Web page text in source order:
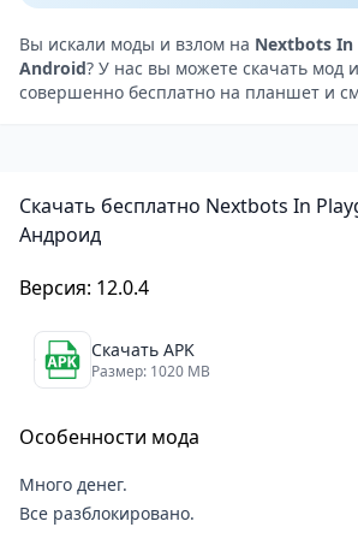
выступают «Некстботы» —
искаженные изображения
мемов (самый известный из
которые обладают примитивным,
издают громкие, искаженные звуки.
— выжить как можно дольше,
им же объекты в качестве укрытий
Место на рынке и сравнение с
Чтобы понять уникальность
Garry’s Mod (GMod). Именно в
феномен Некстботов. Данная игра,
этот конкретный аспект GMod и
Вы искали моды и взлом на Nextbots In
Android? У нас вы можете скачать мод
совершенно бесплатно на планшет и
Скачать бесплатно Nextbots In
Андроид
Версия: 12.0.4
Скачать APK
Размер: 1020 MB
Особенности мода
Много денег.
Все разблокировано.